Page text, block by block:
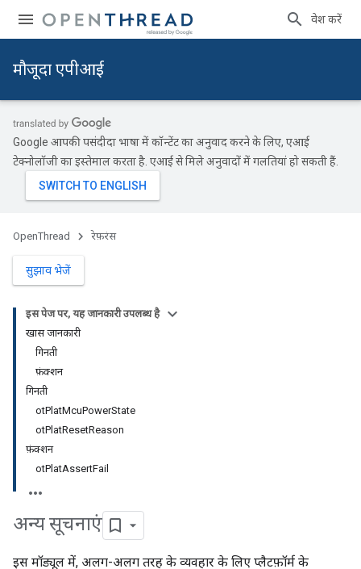
प्रवेश करें
मौजूदा एपीआई
Google आपकी पसंदीदा भाषा में कॉन्टेंट का अनुवाद करने के लिए, एआई
टेक्नोलॉजी का इस्तेमाल करता है. एआई से मिले अनुवादों में गलतियां हो सकती हैं.
OpenThread रेफ़रंस
सुझाव भेजें
इस पेज पर, यह जानकारी उपलब्ध है
खास जानकारी
गिनती
फ़ंक्शन
गिनती
otPlatMcuPowerState
otPlatResetReason
फ़ंक्शन
otPlatAssertFail
अन्य सूचनाएं
इस मॉड्यूल में, अलग-अलग तरह के व्यवहार के लिए प्लैटफ़ॉर्म के